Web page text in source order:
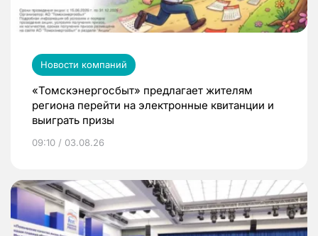
Новости компаний
«Томскэнергосбыт» предлагает жителям
региона перейти на электронные квитанции и
выиграть призы
09:10 / 03.08.26